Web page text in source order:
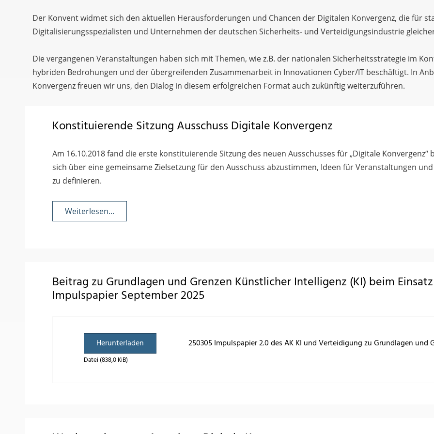
Der Konvent widmet sich den aktuellen Herausforderungen und Chancen der Digitalen Konvergenz, die für
Digitalisierungsspezialisten und Unternehmen der deutschen Sicherheits- und Verteidigungsindustrie
Die vergangenen Veranstaltungen haben sich mit Themen, wie z.B. der nationalen Sicherheitsstrategie im
hybriden Bedrohungen und der übergreifenden Zusammenarbeit in Innovationen Cyber/IT beschäftigt. In
Konvergenz freuen wir uns, den Dialog in diesem erfolgreichen Format auch zukünftig weiterzuführen.
Konstituierende Sitzung Ausschuss Digitale Konvergenz
Am 16.10.2018 fand die erste konstituierende Sitzung des neuen Ausschusses für „Digitale
sich über eine gemeinsame Zielsetzung für den Ausschuss abzustimmen, Ideen für Veranstaltungen
zu definieren.
Weiterlesen...
Beitrag zu Grundlagen und Grenzen Künstlicher Intelligenz (KI) beim
Impulspapier September 2025
Herunterladen 250305 Impulspapier 2.0 des AK KI und Verteidigung zu Grundlagen
Datei (838,0 KiB)